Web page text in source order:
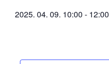
2025. 04. 09. 10:00 - 12:00